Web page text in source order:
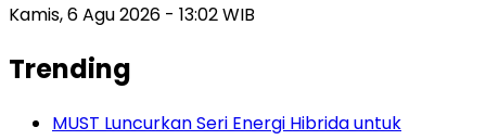
Kamis, 6 Agu 2026 - 13:02 WIB
Trending
MUST Luncurkan Seri Energi Hibrida untuk